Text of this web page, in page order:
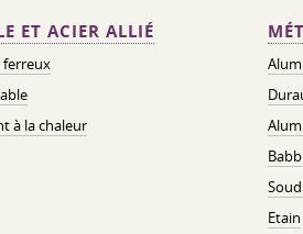
ET ACIER ALLIÉ
ferreux
à la chaleur
Etain